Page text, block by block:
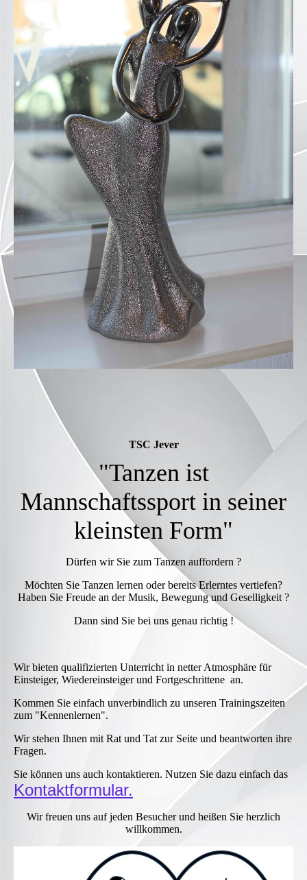
TSC Jever
"Tanzen ist
Mannschaftssport in seiner
kleinsten Form"
Dürfen wir Sie zum Tanzen auffordern ?
Möchten Sie Tanzen lernen oder bereits Erlerntes vertiefen?
Haben Sie Freude an der Musik, Bewegung und Geselligkeit ?
Dann sind Sie bei uns genau richtig !
Wir bieten qualifizierten Unterricht in netter Atmosphäre für
Einsteiger, Wiedereinsteiger und Fortgeschrittene an.
Kommen Sie einfach unverbindlich zu unseren Trainingszeiten
zum "Kennenlernen".
Wir stehen Ihnen mit Rat und Tat zur Seite und beantworten ihre
Fragen.
Sie können uns auch kontaktieren. Nutzen Sie dazu einfach das
Kontaktformular.
Wir freuen uns auf jeden Besucher und heißen Sie herzlich
willkommen.